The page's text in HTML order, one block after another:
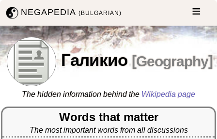
NEGAPEDIA(BULGARIAN)
Галикио [Geography]
The hidden information behind the Wikipedia page
Words that matter
The most important words from all discussions